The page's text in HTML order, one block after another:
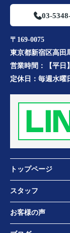
03-
〒169-0075
東京都新宿区高田
営業時間：
【平
定休日： 毎週水曜
トップページ
スタッフ
お客様の声